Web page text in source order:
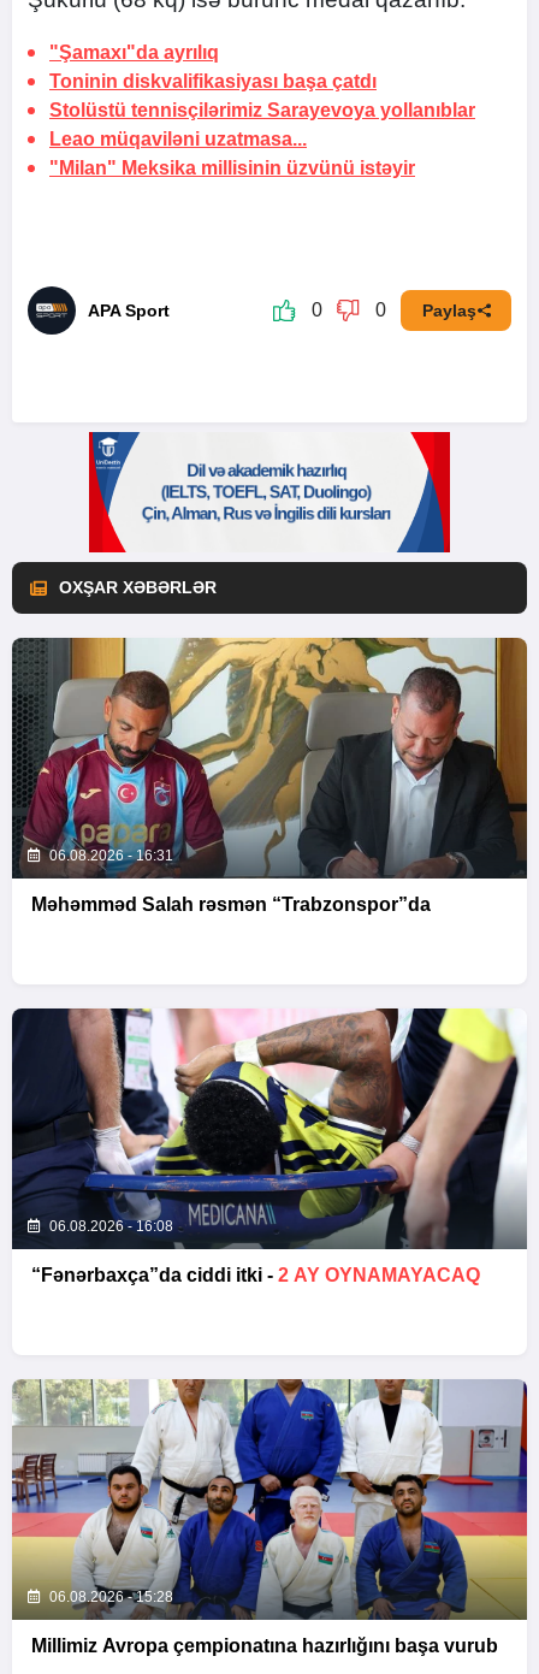
"Şamaxı"da ayrılıq
Toninin diskvalifikasiyası başa çatdı
Stolüstü tennisçilərimiz Sarayevoya yollanıblar
Leao müqaviləni uzatmasa...
"Milan" Meksika millisinin üzvünü istəyir
APA Sport 0 0 Paylaş
OXŞAR XƏBƏRLƏR
06.08.2026 - 16:31
Məhəmməd Salah rəsmən “Trabzonspor”da
06.08.2026 - 16:08
“Fənərbaxça”da ciddi itki - 2 AY OYNAMAYACAQ
06.08.2026 - 15:28
Millimiz Avropa çempionatına hazırlığını başa vurub